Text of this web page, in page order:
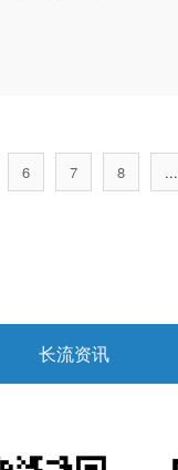
6 7 8 ...
长流资讯